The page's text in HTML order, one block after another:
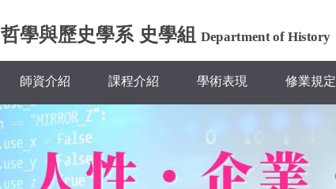
哲學與歷史學系 史學組 Department of History
師資介紹 課程介紹 學術表現 修業規定